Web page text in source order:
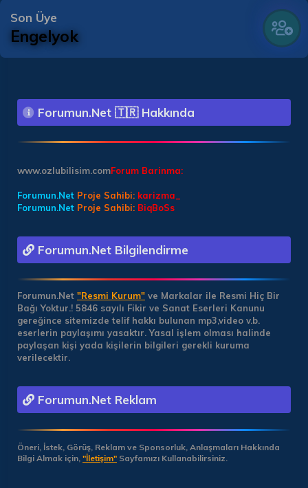
Son Üye
Engelyok
Forumun.Net 🇹🇷 Hakkında
Forum Barinma:
www.ozlubilisim.com
Forumun.Net Proje Sahibi: karizma_
Forumun.Net Proje Sahibi: BiqBoSs
Forumun.Net Bilgilendirme
Forumun.Net "Resmi Kurum" ve Markalar ile Resmi Hiç Bir
Bağı Yoktur.! 5846 sayılı Fikir ve Sanat Eserleri Kanunu
gereğince sitemizde telif hakkı bulunan mp3,video v.b.
eserlerin paylaşımı yasaktır. Yasal işlem olması halinde
paylaşan kişi yada kişilerin bilgileri gerekli kuruma
verilecektir.
Forumun.Net Reklam
Öneri, İstek, Görüş, Reklam ve Sponsorluk, Anlaşmaları Hakkında
Bilgi Almak için, "İletişim" Sayfamızı Kullanabilirsiniz.